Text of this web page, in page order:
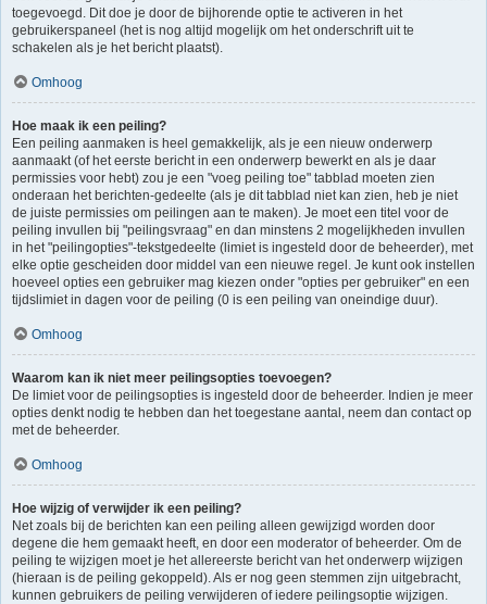
toegevoegd. Dit doe je door de bijhorende optie te activeren in het
gebruikerspaneel (het is nog altijd mogelijk om het onderschrift uit te
schakelen als je het bericht plaatst).
Omhoog
Hoe maak ik een peiling?
Een peiling aanmaken is heel gemakkelijk, als je een nieuw onderwerp
aanmaakt (of het eerste bericht in een onderwerp bewerkt en als je daar
permissies voor hebt) zou je een "voeg peiling toe" tabblad moeten zien
onderaan het berichten-gedeelte (als je dit tabblad niet kan zien, heb je niet
de juiste permissies om peilingen aan te maken). Je moet een titel voor de
peiling invullen bij "peilingsvraag" en dan minstens 2 mogelijkheden invullen
in het "peilingopties"-tekstgedeelte (limiet is ingesteld door de beheerder), met
elke optie gescheiden door middel van een nieuwe regel. Je kunt ook instellen
hoeveel opties een gebruiker mag kiezen onder "opties per gebruiker" en een
tijdslimiet in dagen voor de peiling (0 is een peiling van oneindige duur).
Omhoog
Waarom kan ik niet meer peilingsopties toevoegen?
De limiet voor de peilingsopties is ingesteld door de beheerder. Indien je meer
opties denkt nodig te hebben dan het toegestane aantal, neem dan contact op
met de beheerder.
Omhoog
Hoe wijzig of verwijder ik een peiling?
Net zoals bij de berichten kan een peiling alleen gewijzigd worden door
degene die hem gemaakt heeft, en door een moderator of beheerder. Om de
peiling te wijzigen moet je het allereerste bericht van het onderwerp wijzigen
(hieraan is de peiling gekoppeld). Als er nog geen stemmen zijn uitgebracht,
kunnen gebruikers de peiling verwijderen of iedere peilingsoptie wijzigen.